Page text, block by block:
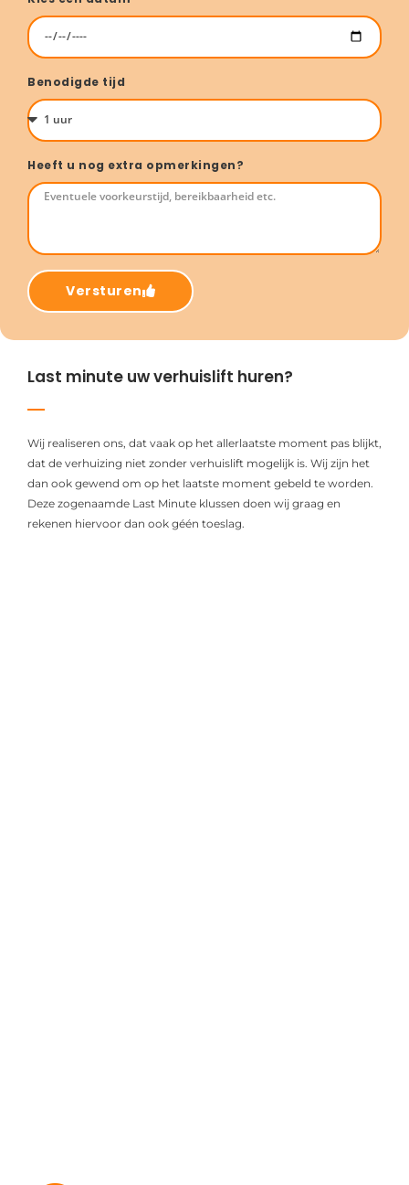
Benodigde tijd
Heeft u nog extra opmerkingen?
Versturen
Last minute uw verhuislift huren?
Wij realiseren ons, dat vaak op het allerlaatste moment pas blijkt,
dat de verhuizing niet zonder verhuislift mogelijk is. Wij zijn het
dan ook gewend om op het laatste moment gebeld te worden.
Deze zogenaamde Last Minute klussen doen wij graag en
rekenen hiervoor dan ook géén toeslag.